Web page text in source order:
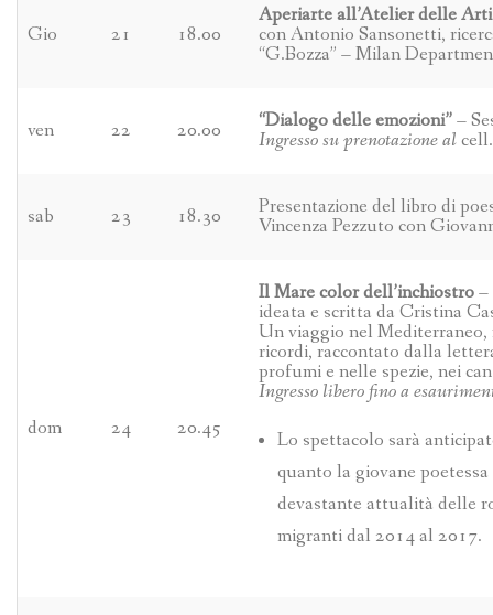
Gio 21 18.00
Aperiarte all’Atelier delle
con Antonio Sansonetti,
“G.Bozza” – Milan
ven 22 20.00 “Dialogo delle emozioni”–
Ingresso su prenotazione al
sab 23 18.30 Presentazione del libro di
Vincenza Pezzuto con
dom 24 20.45
Il Mare color dell’inchiostro–
ideata e scritta da Cristina
Un viaggio nel
ricordi, raccontato dalla
profumi e nelle spezie, nei
Ingresso libero fino a
Lo spettacolo sarà
quanto la giovane
devastante attualità delle
migranti dal 2014 al 2017.